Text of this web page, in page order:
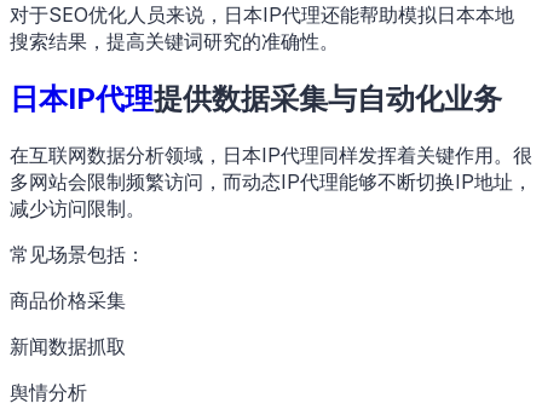
对于SEO优化人员来说，日本IP代理还能帮助模拟日本本地
搜索结果，提高关键词研究的准确性。
日本IP代理提供数据采集与自动化业务
在互联网数据分析领域，日本IP代理同样发挥着关键作用。很
多网站会限制频繁访问，而动态IP代理能够不断切换IP地址，
减少访问限制。
常见场景包括：
商品价格采集
新闻数据抓取
舆情分析